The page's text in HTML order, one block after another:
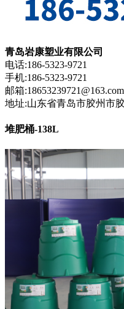
青岛岩康塑业有限公司
电话:186-5323-9721
手机:186-5323-9721
邮箱:18653239721@163.com
地址:山东省青岛市胶州市
堆肥桶-138L